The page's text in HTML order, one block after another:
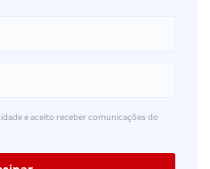
e aceito receber comunicações do